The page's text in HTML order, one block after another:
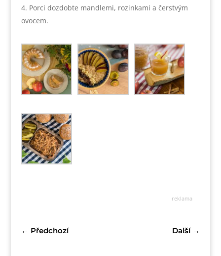
Porci dozdobte mandlemi, rozinkami a čerstvým
ovocem.
reklama
← Předchozí Další→